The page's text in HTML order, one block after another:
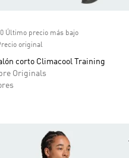
actual
Último precio más bajo
original
corto Climacool Training
Originals
la lista de deseos